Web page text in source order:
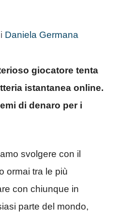
Daniela Germana
giocatore tenta
istantanea online.
di denaro per i
svolgere con il
ormai tra le più
con chiunque in
parte del mondo,